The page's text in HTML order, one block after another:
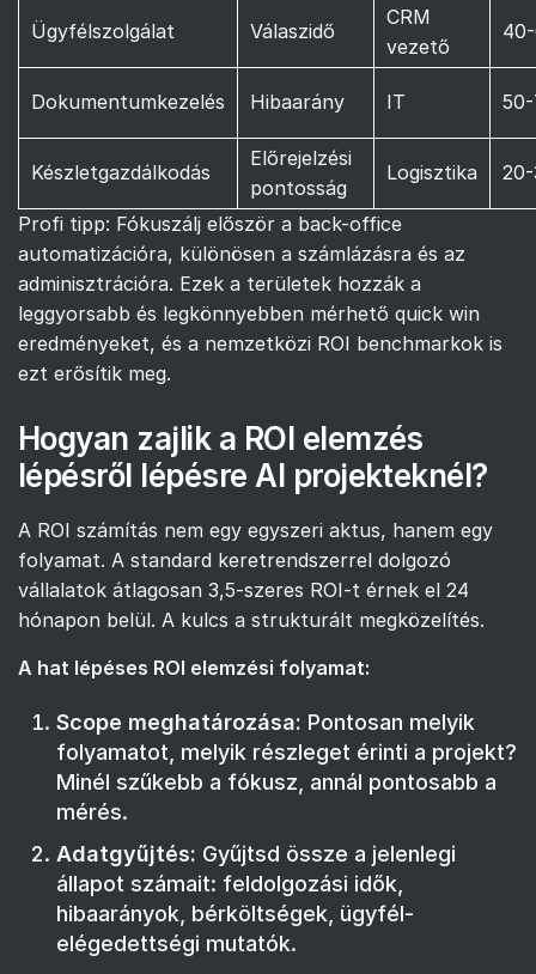
Ügyfélszolgálat Válaszidő
CRM
vezető
Dokumentumkezelés Hibaarány IT
Készletgazdálkodás
Előrejelzési
pontosság
Logisztika
Profi tipp: Fókuszálj először a back-office
automatizációra, különösen a számlázásra és az
adminisztrációra. Ezek a területek hozzák a
leggyorsabb és legkönnyebben mérhető quick win
eredményeket, és a nemzetközi ROI benchmarkok is
ezt erősítik meg.
Hogyan zajlik a ROI elemzés
lépésről lépésre AI projekteknél?
A ROI számítás nem egy egyszeri aktus, hanem egy
folyamat. A standard keretrendszerrel dolgozó
vállalatok átlagosan 3,5-szeres ROI-t érnek el 24
hónapon belül. A kulcs a strukturált megközelítés.
A hat lépéses ROI elemzési folyamat:
Scope meghatározása: Pontosan melyik
folyamatot, melyik részleget érinti a projekt?
Minél szűkebb a fókusz, annál pontosabb a
mérés.
Adatgyűjtés: Gyűjtsd össze a jelenlegi
állapot számait: feldolgozási idők,
hibaarányok, bérköltségek, ügyfél-
elégedettségi mutatók.